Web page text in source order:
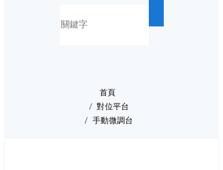
首頁
對位平台
手動微調台